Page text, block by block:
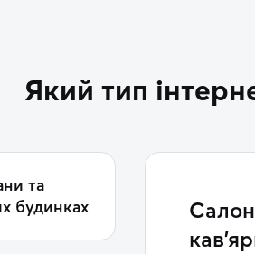
Який тип
та
будинках